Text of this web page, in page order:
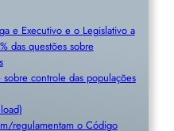
e Executivo e o Legislativo a
das questões sobre
controle das populações
regulamentam o Código